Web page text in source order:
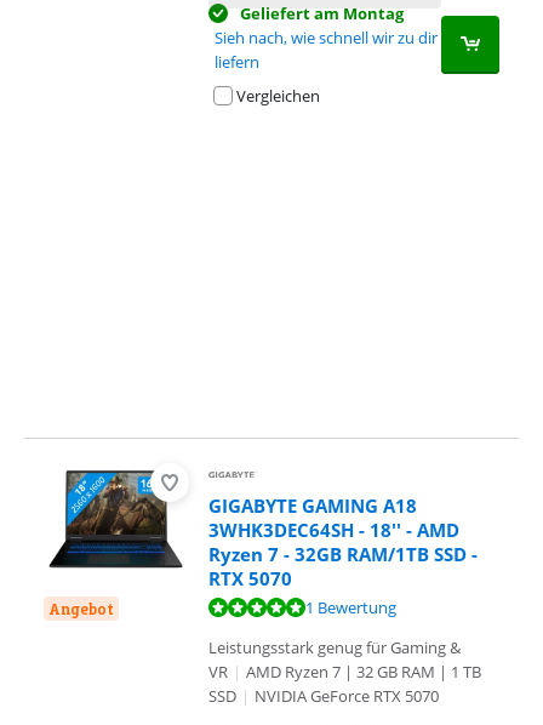
Geliefert am Montag
Sieh nach, wie schnell wir zu dir
liefern
Vergleichen
Angebot
GIGABYTE GAMING A18
3WHK3DEC64SH - 18'' - AMD
Ryzen 7 - 32GB RAM/1TB SSD -
RTX 5070
Bewertet mit 10 von 10, basierend auf 1 Bewertung.
1 Bewertung
Leistungsstark genug für Gaming &
VR | AMD Ryzen 7 | 32 GB RAM | 1 TB
SSD | NVIDIA GeForce RTX 5070